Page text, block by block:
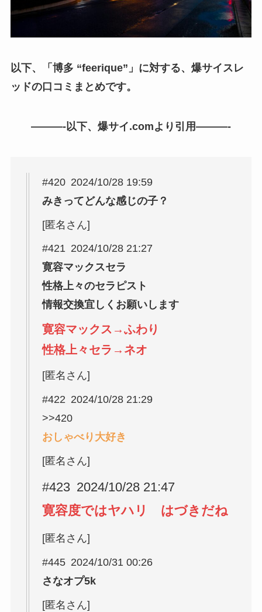
以下、「博多 “feerique”」に対する、爆サイスレ
ッドの口コミまとめです。
———-以下、爆サイ.comより引用———-
#420 2024/10/28 19:59
みきってどんな感じの子？
[匿名さん]
#421 2024/10/28 21:27
寛容マックスセラ
性格上々のセラピスト
情報交換宜しくお願いします
寛容マックス→ふわり
性格上々セラ→ネオ
[匿名さん]
#422 2024/10/28 21:29
>>420
おしゃべり大好き
[匿名さん]
#423 2024/10/28 21:47
寛容度ではヤハリ はづきだね
[匿名さん]
#445 2024/10/31 00:26
さなオプ5k
[匿名さん]